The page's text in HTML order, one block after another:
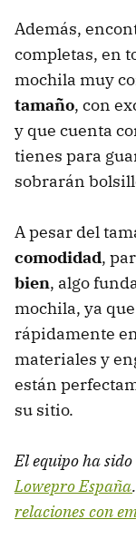
Además,
completas, en
mochila muy
tamaño, con
y que cuenta
tienes para
sobrarán
A pesar del
comodidad,
bien, algo
mochila, ya
rápidamente
materiales y
están
su sitio.
El equipo ha
Lowepro España
relaciones con